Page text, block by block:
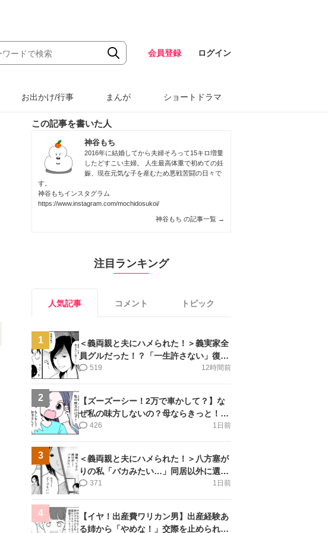
会員登録 ログイン
お出かけ/行事 まんが ショートドラマ
この記事を書いた人
神谷もち
2016年に結婚してから夫婦そろって15キロ増量
したどすこい主婦。 人生最高体重で初めての妊
娠、現在元気な子を産むため悪戦苦闘の日々で
す。
神谷もちインスタグラム
https://www.instagram.com/mochidosukoi/
神谷もち の記事一覧 →
注目ランキング
人気記事 コメント トピック
1
＜義両親と夫にハメられた！＞義実家全
員グルだった！？「一生許さない」復讐
誓った私【第6話まんが】
12時間前
519
2
【ズーズーシー！2万で車かして？】な
ぜ私の味方しないの？母ならきっと！＜
第17話＞#4コマ母道場
1日前
426
3
＜義両親と夫にハメられた！＞八方塞が
りの私「バカみたい…」同居以外に選択
肢がない【第5話まんが】
1日前
371
4
【イヤ！出産費ワリカン男】出産経験あ
る姉から「やめな！」交際を止められ＜